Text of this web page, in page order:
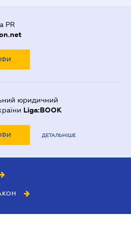
PR
юридичний
Liga:BOOK
ДЕТАЛЬНІШЕ